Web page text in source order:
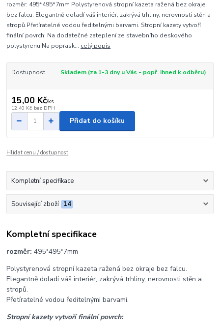
rozměr: 495*495*7mm Polystyrenová stropní kazeta ražená bez okraje
bez falcu. Elegantně doladí váš interiér, zakrývá trhliny, nerovnosti stěn a
stropů.Přetíratelné vodou ředitelnými barvami. Stropní kazety vytvoří
finální povrch: Na dodatečné zateplení ze stavebního deskového
polystyrenu Na poprask... celý popis
Dostupnost Skladem (za 1-3 dny u Vás - popř. ihned k odběru)
15,00 Kč/ks
12,40 Kč bez DPH
Přidat do košíku
Hlídat cenu / dostupnost
Kompletní specifikace
Související zboží 14
Kompletní specifikace
rozměr:495*495*7mm
Polystyrenová stropní kazeta ražená bez okraje bez falcu.
Elegantně doladí váš interiér, zakrývá trhliny, nerovnosti stěn a
stropů.
Přetíratelné vodou ředitelnými barvami.
Stropní kazety vytvoří finální povrch: